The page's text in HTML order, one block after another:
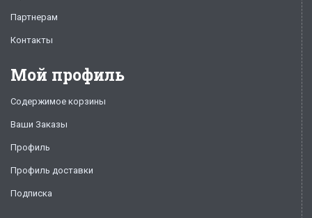
Партнерам
Контакты
Мой профиль
Содержимое корзины
Ваши Заказы
Профиль
Профиль доставки
Подписка